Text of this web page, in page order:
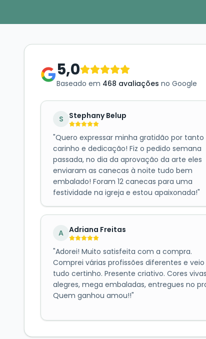
5,0
Baseado em 468 avaliações no Google
S Stephany Belup
"Quero expressar minha gratidão por tanto
carinho e dedicação! Fiz o pedido semana
passada, no dia da aprovação da arte eles
enviaram as canecas à noite tudo bem
embalado! Foram 12 canecas para uma
festividade na igreja e estou apaixonada!"
A Adriana Freitas
"Adorei! Muito satisfeita com a compra.
Comprei várias profissões diferentes e veio
tudo certinho. Presente criativo. Cores
alegres, mega embaladas, entregues no
Quem ganhou amou!!"